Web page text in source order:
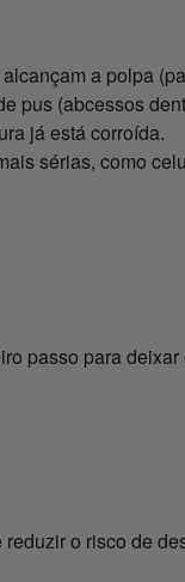
a polpa
pus (abcessos
já está corroída.
sérias, como
passo para
o risco de